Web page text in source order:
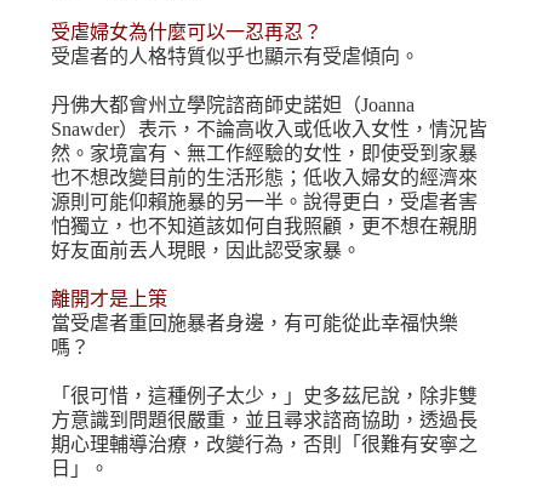
受虐婦女為什麼可以一忍再忍？
受虐者的人格特質似乎也顯示有受虐傾向。
丹佛大都會州立學院諮商師史諾妲（Joanna
Snawder）表示，不論高收入或低收入女性，情況皆
然。家境富有、無工作經驗的女性，即使受到家暴
也不想改變目前的生活形態；低收入婦女的經濟來
源則可能仰賴施暴的另一半。說得更白，受虐者害
怕獨立，也不知道該如何自我照顧，更不想在親朋
好友面前丟人現眼，因此認受家暴。
離開才是上策
當受虐者重回施暴者身邊，有可能從此幸福快樂
嗎？
「很可惜，這種例子太少，」史多茲尼說，除非雙
方意識到問題很嚴重，並且尋求諮商協助，透過長
期心理輔導治療，改變行為，否則「很難有安寧之
日」。